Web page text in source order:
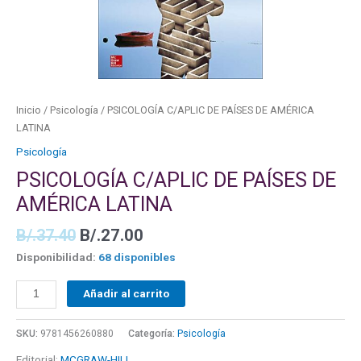
Inicio / Psicología / PSICOLOGÍA C/APLIC DE PAÍSES DE AMÉRICA
LATINA
Psicología
PSICOLOGÍA C/APLIC DE PAÍSES DE
AMÉRICA LATINA
B/.37.40 B/.27.00
Disponibilidad: 68 disponibles
Añadir al carrito
SKU: 9781456260880 Categoría: Psicología